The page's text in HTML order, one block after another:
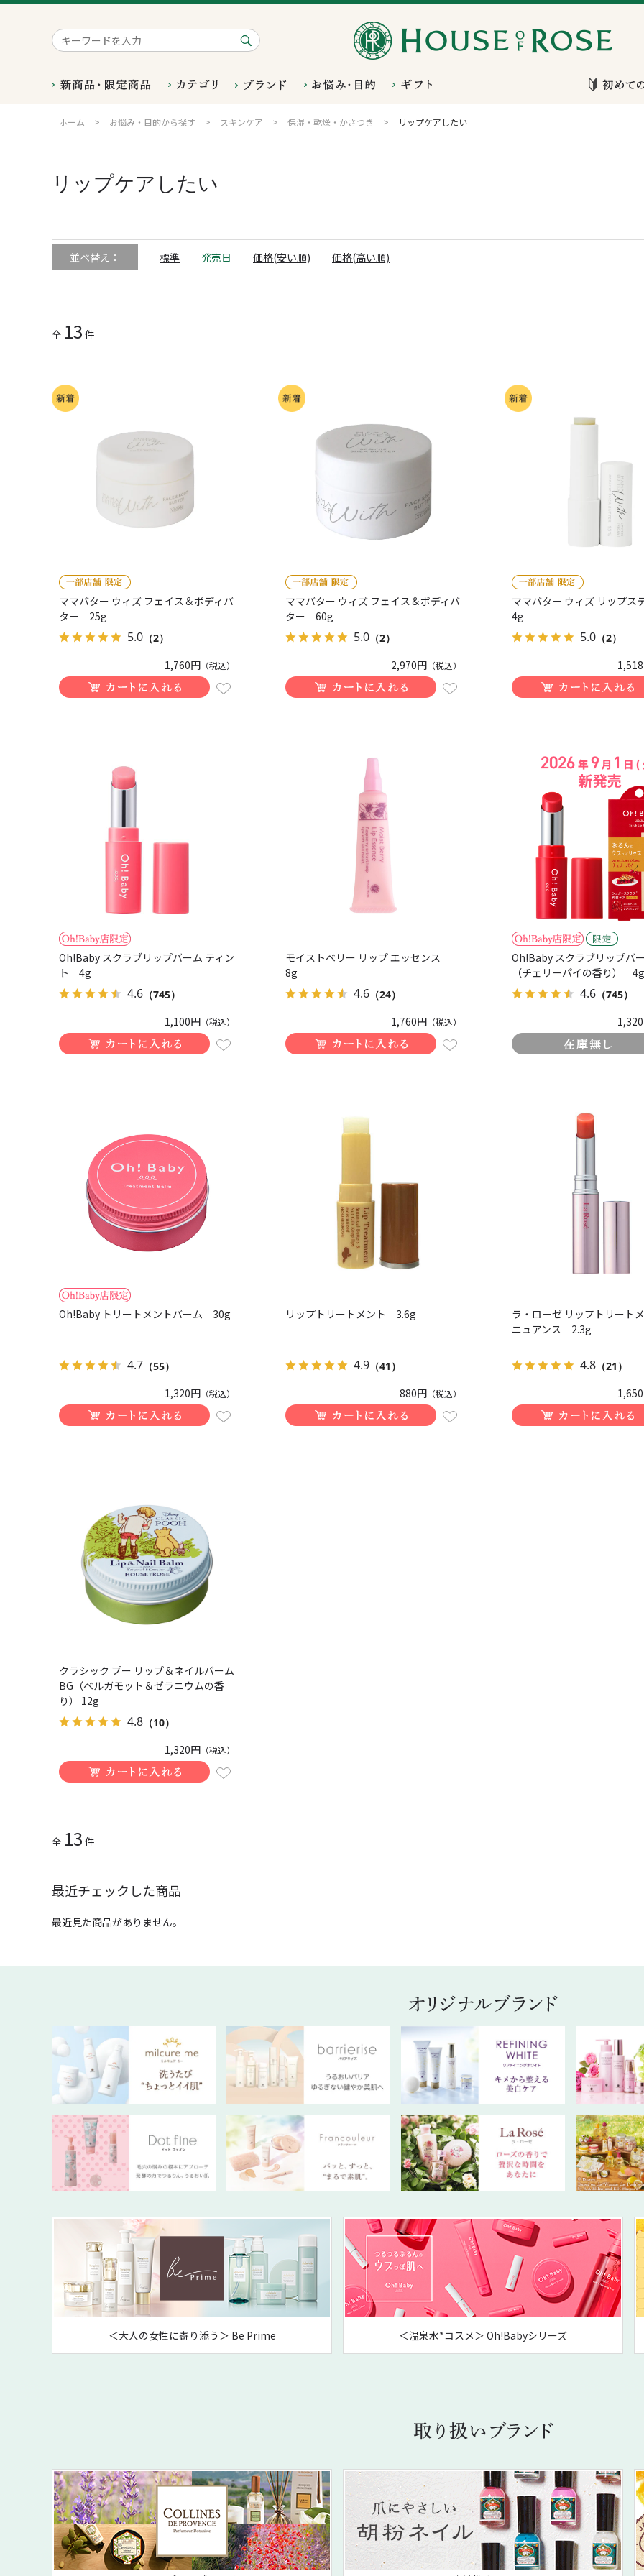
ホーム > お悩み・目的から探す > スキンケア > 保湿・乾燥・かさつき > リップケアしたい
リップケアしたい
並べ替え： 標準 発売日 価格(安い順) 価格(高い順)
全 13 件
ママバター ウィズ フェイス＆ボディバ
ター 25g
5.0 （2）
1,760円 （税込）
ママバター ウィズ フェイス＆ボディバ
ター 60g
5.0 （2）
2,970円 （税込）
ママバター ウィズ リップ
4g
5.0 （2）
Oh!Baby スクラブリップバーム ティン
ト 4g
4.6 （745）
1,100円 （税込）
モイストベリー リップ エッセンス
8g
4.6 （24）
1,760円 （税込）
Oh!Baby スクラブリップバ
（チェリーパイの香り） 4g
4.6 （745）
Oh!Baby トリートメントバーム 30g
4.7 （55）
1,320円 （税込）
リップトリートメント 3.6g
4.9 （41）
880円 （税込）
ラ・ローゼ リップトリート
ニュアンス 2.3g
4.8 （21）
クラシック プー リップ＆ネイルバーム
BG（ベルガモット＆ゼラニウムの香
り） 12g
4.8 （10）
1,320円 （税込）
全 13 件
最近チェックした商品
最近見た商品がありません。
＜大人の女性に寄り添う＞ Be Prime ＜温泉水*コスメ＞ Oh!Babyシリーズ